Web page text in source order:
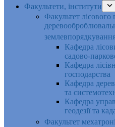
Факультети, інститути
Факультет лісового
Кафедра
садово-
Кафедра
господарства
Кафедра
та
Кафедра
геодезії та
Факультет